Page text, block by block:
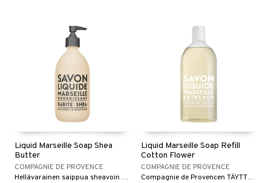
Liquid Marseille Soap Shea
Butter
COMPAGNIE DE PROVENCE
Hellävarainen saippua sheavoin kanssa
Liquid Marseille Soap Refill
Cotton Flower
COMPAGNIE DE PROVENCE
Compagnie de Provencen TÄYTTÖPAKKAUS Liquid Marseille Soap Cotton Flowerille